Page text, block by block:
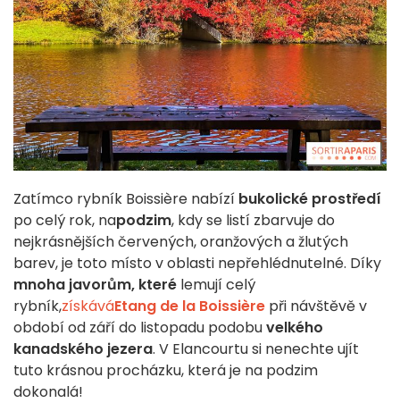
Zatímco rybník Boissière nabízí bukolické prostředí
po celý rok, napodzim, kdy se listí zbarvuje do
nejkrásnějších červených, oranžových a žlutých
barev, je toto místo v oblasti nepřehlédnutelné. Díky
mnoha javorům, které lemují celý
rybník,získáváEtang de la Boissière při návštěvě v
období od září do listopadu podobuvelkého
kanadského jezera. V Elancourtu si nenechte ujít
tuto krásnou procházku, která je na podzim
dokonalá!